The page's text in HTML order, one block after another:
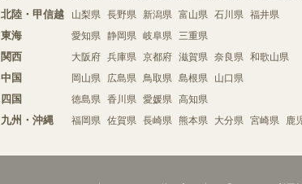
北陸・甲信越 山梨県 長野県 新潟県 富山県 石川県 福井県
東海 愛知県 静岡県 岐阜県 三重県
関西 大阪府 兵庫県 京都府 滋賀県 奈良県 和歌山県
中国 岡山県 広島県 鳥取県 島根県 山口県
四国 徳島県 香川県 愛媛県 高知県
九州・沖縄 福岡県 佐賀県 長崎県 熊本県 大分県 宮崎県 鹿